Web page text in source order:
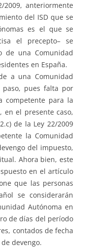
anteriormente
del ISD que se
es el que se
el precepto– se
de una Comunidad
en España.
a una Comunidad
pues falta por
competente para la
en el presente caso,
de la Ley 22/2009
la Comunidad
del impuesto,
Ahora bien, este
en el artículo
que las personas
se considerarán
Autónoma en
de días del período
contados de fecha
devengo.